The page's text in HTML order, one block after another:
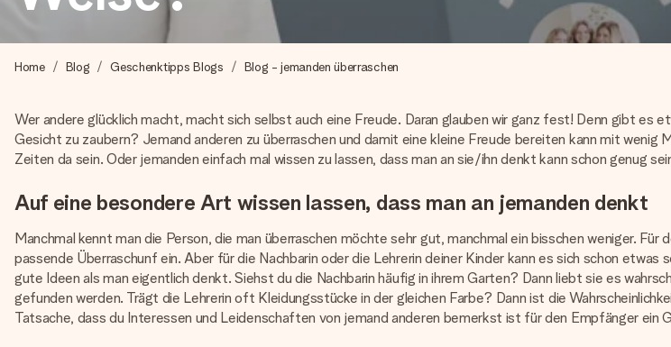
+49 39292 929695
Montag - Freitag : 8:30 - 17:00 Uhr
Home Blog Geschenktipps Blogs Blog - jemanden überraschen
Wer andere glücklich macht, macht sich selbst auch eine Freude. Daran glauben wir ganz fest! Denn gibt es
Gesicht zu zaubern? Jemand anderen zu überraschen und damit eine kleine Freude bereiten kann mit
Zeiten da sein. Oder jemanden einfach mal wissen zu lassen, dass man an sie/ihn denkt kann schon genug
Auf eine besondere Art wissen lassen, dass man an jemanden denkt
Manchmal kennt man die Person, die man überraschen möchte sehr gut, manchmal ein bisschen weniger.
passende Überraschunf ein. Aber für die Nachbarin oder die Lehrerin deiner Kinder kann es sich schon
gute Ideen als man eigentlich denkt. Siehst du die Nachbarin häufig in ihrem Garten? Dann liebt sie es
gefunden werden. Trägt die Lehrerin oft Kleidungsstücke in der gleichen Farbe? Dann ist die
Tatsache, dass du Interessen und Leidenschaften von jemand anderen bemerkst ist für den Empfänger ein